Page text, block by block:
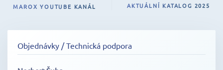
MAROX YOUTUBE KANÁL AKTUÁLNÍ KATALOG 2025
Objednávky / Technická podpora